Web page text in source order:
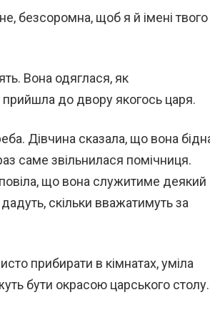
безсоромна, щоб я й імені твого
Вона одяглася, як
до двору якогось царя.
Дівчина сказала, що вона
саме звільнилася помічниця.
що вона служитиме деякий
скільки вважатимуть за
прибирати в кімнатах, уміла
бути окрасою царського столу.